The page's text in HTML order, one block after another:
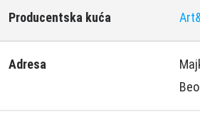
Producentska kuća
Adresa